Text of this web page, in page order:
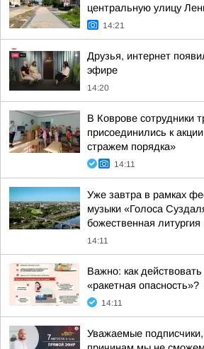
центральную улицу
14:21
Друзья, интернет
эфире
14:20
В Коврове сотрудники
присоединились к
стражем порядка»
14:11
Уже завтра в рамках
музыки «Голоса
божественная
14:11
Важно: как
«ракетная опасность»?
14:11
Уважаемые подписчики,